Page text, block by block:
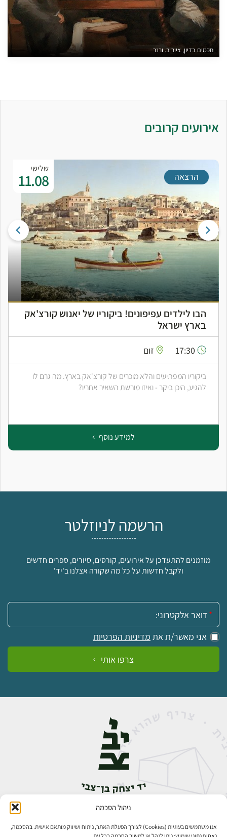
ניהול הסכמה
אנו משתמשים בעוגיות (Cookies) לצורך הפעלת האתר, ניתוח ושיווק מותאם אישית. בהסכמה,
חכמים בדיון, ציור ב. ורנר
אירועים קרובים
שלישי
11.08 הרצאה
הבו לילדים עפיפונים! ביקוריו של יאנוש קורצ'אק
בארץ ישראל
זום
ביקוריו המפתיעים והלא מוכרים של קורצ'אק בארץ. מה גרם לו
להגיע, היכן ביקר - ואיזו מורשת השאיר אחריו?
למידע נוסף
הרשמה לניוזלטר
מוזמנים להתעדכן על אירועים, קורסים, סיורים, ספרים חדשים
ולקבל חדשות על כל מה שקורה אצלנו ב'יד'
אימייל:
אני מאשר/ת את מדיניות הפרטיות
צרפו אותי
אבן גבירול 14, רחביה, ירושלים